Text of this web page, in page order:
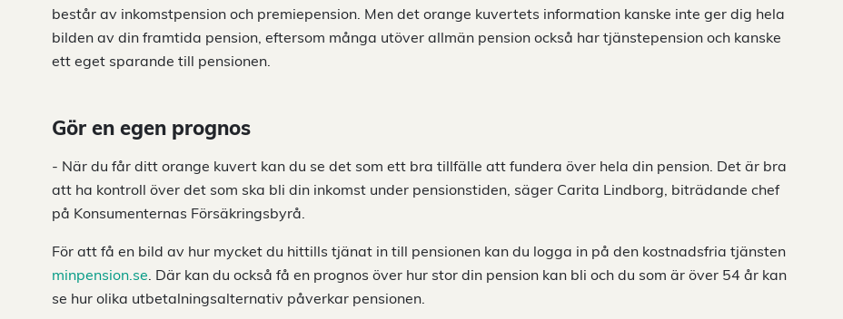
består av inkomstpension och premiepension. Men det orange kuvertets information kanske inte ger dig hela
bilden av din framtida pension, eftersom många utöver allmän pension också har tjänstepension och kanske
ett eget sparande till pensionen.
Gör en egen prognos
- När du får ditt orange kuvert kan du se det som ett bra tillfälle att fundera över hela din pension. Det är bra
att ha kontroll över det som ska bli din inkomst under pensionstiden, säger Carita Lindborg, biträdande chef
på Konsumenternas Försäkringsbyrå.
För att få en bild av hur mycket du hittills tjänat in till pensionen kan du logga in på den kostnadsfria tjänsten
minpension.se. Där kan du också få en prognos över hur stor din pension kan bli och du som är över 54 år kan
se hur olika utbetalningsalternativ påverkar pensionen.